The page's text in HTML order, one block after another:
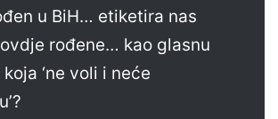
u BiH… etiketira nas
rođene… kao glasnu
‘ne voli i neće